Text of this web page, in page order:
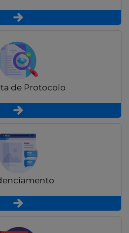
de Protocolo